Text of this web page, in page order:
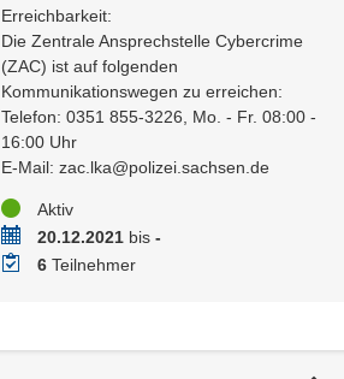
Erreichbarkeit:
Die Zentrale Ansprechstelle Cybercrime
(ZAC) ist auf folgenden
Kommunikationswegen zu erreichen:
Telefon: 0351 855-3226, Mo. - Fr. 08:00 -
16:00 Uhr
E-Mail: zac.lka@polizei.sachsen.de
StatusAktiv
Zeitraum20.12.2021bis -
Teilnehmer
6Teilnehmer